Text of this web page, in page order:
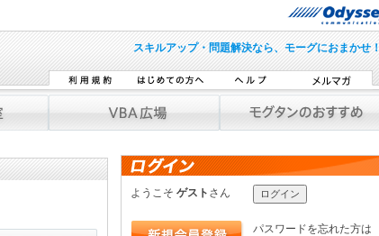
スキルアップ・問題解決なら、モーグにおまかせ！
ようこそ ゲスト さん
パスワードを忘れた方は